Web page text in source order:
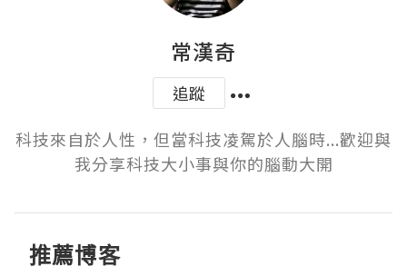
常漢奇
追蹤
科技來自於人性，但當科技凌駕於人腦時...歡迎與
我分享科技大小事與你的腦動大開
推薦博客